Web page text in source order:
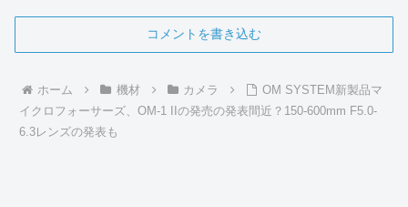
コメントを書き込む
ホーム 機材 カメラ
OM SYSTEM新製品マ
イクロフォーサーズ、OM-1 IIの発売の発表間近？150-600mm F5.0-
6.3レンズの発表も